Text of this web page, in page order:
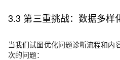
3.3 第三重挑战：数据多样
当我们试图优化问题诊断流程和内
次的问题：